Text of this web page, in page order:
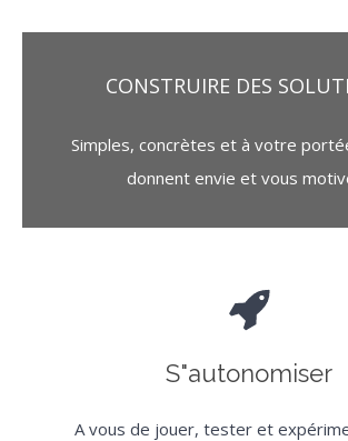
CONSTRUIRE DES
Simples, concrètes et à votre
donnent envie et vous
S"autonomiser
A vous de jouer, tester et